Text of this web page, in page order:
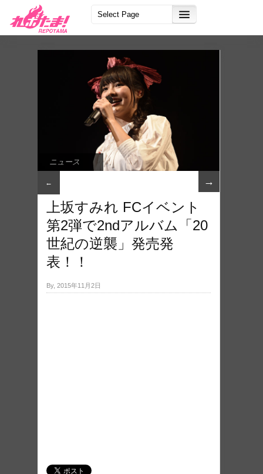
ニュース
← →
上坂すみれ FCイベント
第2弾で2ndアルバム「20
世紀の逆襲」発売発
表！！
By, 2015年11月2日